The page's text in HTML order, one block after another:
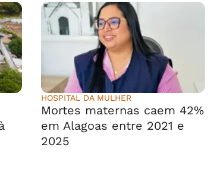
HOSPITAL DA MULHER
Mortes maternas caem 42%
em Alagoas entre 2021 e
2025